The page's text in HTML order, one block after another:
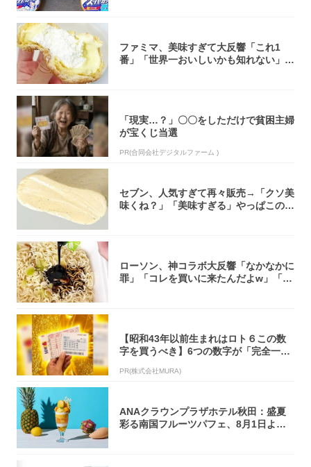
ファミマ、美味すぎて大反響「これ1
番」「世界一おいしいかも知れない」
「現実…？」〇〇をしただけで貧困主婦
が宝くじ当選
PR(合同会社デジタルファーム )
セブン、人気すぎて再々販売→「クソ美
味くね？」「美味すぎる」やっぱこのク
ローソン、神コラボ大反響「なかなかに
罪」「コレを買いに来たんだよw」「３
【昭和43年以前生まれはロト６この数
字を買うべき】6つの数字が「完全一
PR(株式会社MURA)
ANAクラウンプラザホテル秋田：盛夏
彩る南国フルーツパフェ、8月1日より1